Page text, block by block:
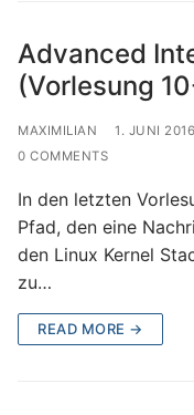
Advanced
(Vorlesung
MAXIMILIAN 1. JUNI 2016
0 COMMENTS
In den letzten
Pfad, den eine
den Linux Kernel
zu…
READ MORE →